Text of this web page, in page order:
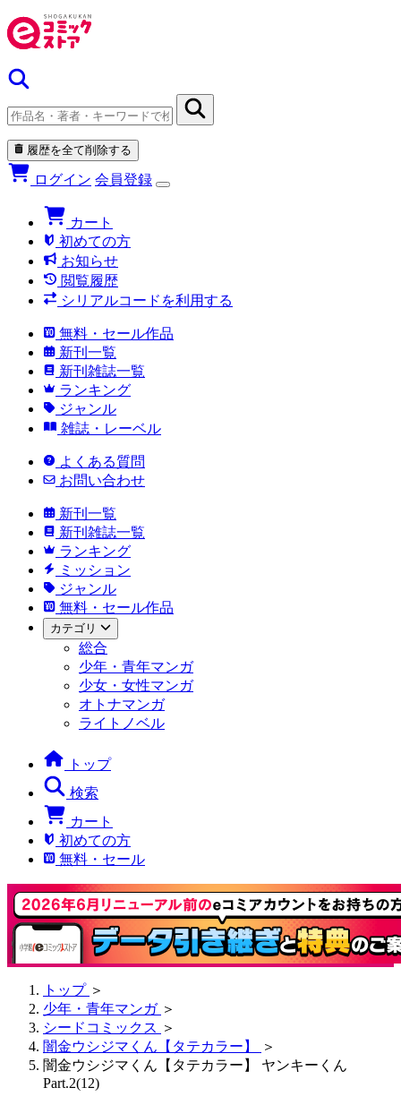
履歴を全て削除する
ログイン 会員登録
カート
初めての方
お知らせ
閲覧履歴
シリアルコードを利用する
無料・セール作品
新刊一覧
新刊雑誌一覧
ランキング
ジャンル
雑誌・レーベル
よくある質問
お問い合わせ
新刊一覧
新刊雑誌一覧
ランキング
ミッション
ジャンル
無料・セール作品
カテゴリ
総合
少年・青年マンガ
少女・女性マンガ
オトナマンガ
ライトノベル
トップ
検索
カート
初めての方
無料・セール
トップ ＞
少年・青年マンガ ＞
シードコミックス ＞
闇金ウシジマくん【タテカラー】
＞
闇金ウシジマくん【タテカラー】 ヤンキーくん
Part.2(12)